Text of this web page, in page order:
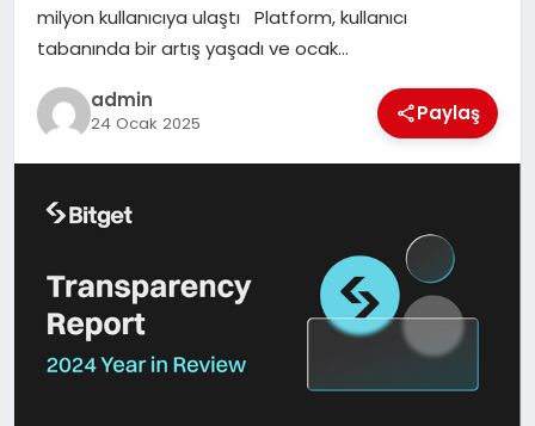
SPOR
YAŞAM
milyon kullanıcıya ulaştı Platform, kullanıcı
tabanında bir artış yaşadı ve ocak…
admin
24 Ocak 2025 Paylaş